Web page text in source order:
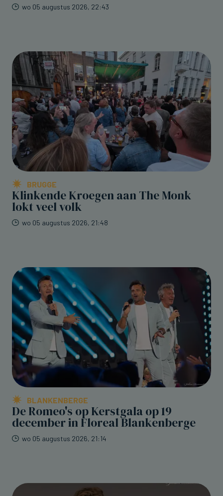
wo 05 augustus 2026, 22:43
BRUGGE
Klinkende Kroegen aan The Monk
lokt veel volk
wo 05 augustus 2026, 21:48
BLANKENBERGE
De Romeo's op Kerstgala op 19
december in Floreal Blankenberge
wo 05 augustus 2026, 21:14